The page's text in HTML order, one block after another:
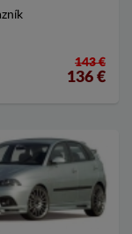
143 €
136 €